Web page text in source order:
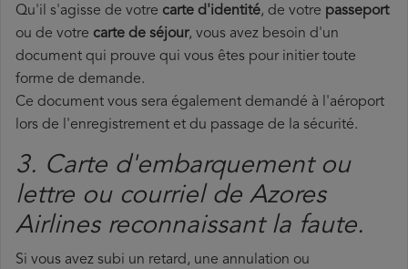
Qu'il s'agisse de votre carte d'identité, de votre passeport
ou de votre carte de séjour, vous avez besoin d'un
document qui prouve qui vous êtes pour initier toute
forme de demande.
Ce document vous sera également demandé à l'aéroport
lors de l'enregistrement et du passage de la sécurité.
3. Carte d'embarquement ou
lettre ou courriel de Azores
Airlines reconnaissant la faute.
Si vous avez subi un retard, une annulation ou